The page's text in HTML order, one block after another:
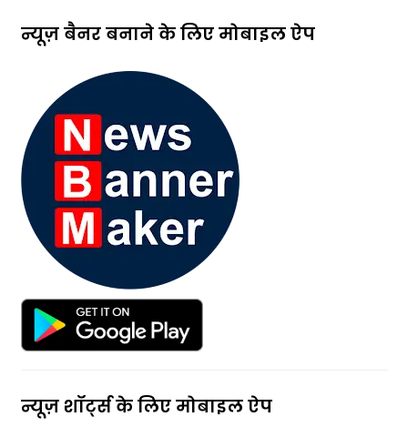
न्यूज़ बैनर बनाने के लिए मोबाइल ऐप
न्यूज़ शॉर्ट्स के लिए मोबाइल ऐप